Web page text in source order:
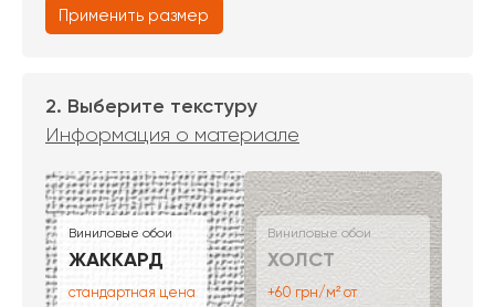
Применить размер
2. Выберите текстуру
Информация о материале
Виниловые обои
ЖАККАРД
стандартная цена
Виниловые обои
ХОЛСТ
+60 грн/м² от